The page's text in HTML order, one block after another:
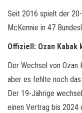
Seit 2016 spielt der
McKennie in 47
Offiziell: Ozan Kabak
Der Wechsel von
aber es fehlte noch
Der 19-Jährige
einen Vertrag bis 2024